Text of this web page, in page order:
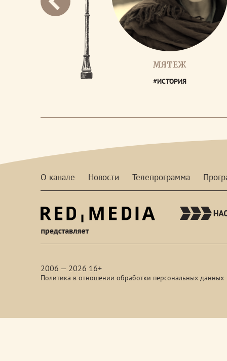
МЯТЕЖ
#ИСТОРИЯ
О канале Новости Телепрограмма
2006 — 2026 16+
Политика в отношении обработки персональных данных